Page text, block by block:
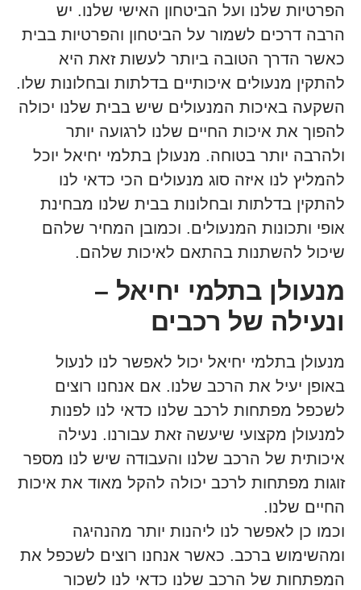
הפרטיות שלנו ועל הביטחון האישי שלנו. יש
הרבה דרכים לשמור על הביטחון והפרטיות בבית
כאשר הדרך הטובה ביותר לעשות זאת היא
להתקין מנעולים איכותיים בדלתות ובחלונות שלו.
השקעה באיכות המנעולים שיש בבית שלנו יכולה
להפוך את איכות החיים שלנו לרגועה יותר
ולהרבה יותר בטוחה. מנעולן בתלמי יחיאל יוכל
להמליץ לנו איזה סוג מנעולים הכי כדאי לנו
להתקין בדלתות ובחלונות בבית שלנו מבחינת
אופי ותכונות המנעולים. וכמובן המחיר שלהם
שיכול להשתנות בהתאם לאיכות שלהם.
מנעולן בתלמי יחיאל –
ונעילה של רכבים
מנעולן בתלמי יחיאל יכול לאפשר לנו לנעול
באופן יעיל את הרכב שלנו. אם אנחנו רוצים
לשכפל מפתחות לרכב שלנו כדאי לנו לפנות
למנעולן מקצועי שיעשה זאת עבורנו. נעילה
איכותית של הרכב שלנו והעבודה שיש לנו מספר
זוגות מפתחות לרכב יכולה להקל מאוד את איכות
החיים שלנו.
וכמו כן לאפשר לנו ליהנות יותר מהנהיגה
ומהשימוש ברכב. כאשר אנחנו רוצים לשכפל את
המפתחות של הרכב שלנו כדאי לנו לשכור